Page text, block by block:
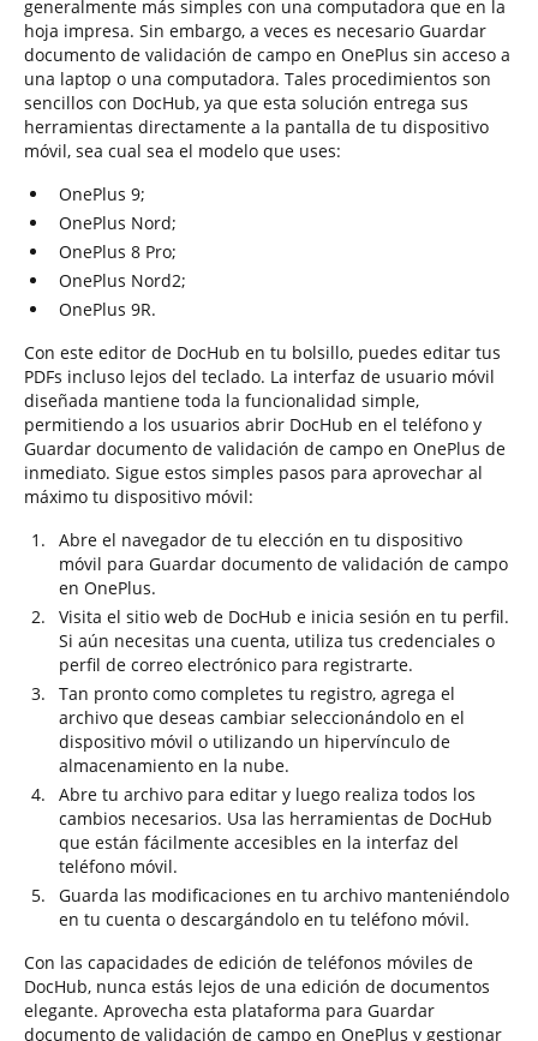
generalmente más simples con una computadora que en la
hoja impresa. Sin embargo, a veces es necesario Guardar
documento de validación de campo en OnePlus sin acceso a
una laptop o una computadora. Tales procedimientos son
sencillos con DocHub, ya que esta solución entrega sus
herramientas directamente a la pantalla de tu dispositivo
móvil, sea cual sea el modelo que uses:
OnePlus 9;
OnePlus Nord;
OnePlus 8 Pro;
OnePlus Nord2;
OnePlus 9R.
Con este editor de DocHub en tu bolsillo, puedes editar tus
PDFs incluso lejos del teclado. La interfaz de usuario móvil
diseñada mantiene toda la funcionalidad simple,
permitiendo a los usuarios abrir DocHub en el teléfono y
Guardar documento de validación de campo en OnePlus de
inmediato. Sigue estos simples pasos para aprovechar al
máximo tu dispositivo móvil:
Abre el navegador de tu elección en tu dispositivo
móvil para Guardar documento de validación de campo
en OnePlus.
Visita el sitio web de DocHub e inicia sesión en tu perfil.
Si aún necesitas una cuenta, utiliza tus credenciales o
perfil de correo electrónico para registrarte.
Tan pronto como completes tu registro, agrega el
archivo que deseas cambiar seleccionándolo en el
dispositivo móvil o utilizando un hipervínculo de
almacenamiento en la nube.
Abre tu archivo para editar y luego realiza todos los
cambios necesarios. Usa las herramientas de DocHub
que están fácilmente accesibles en la interfaz del
teléfono móvil.
Guarda las modificaciones en tu archivo manteniéndolo
en tu cuenta o descargándolo en tu teléfono móvil.
Con las capacidades de edición de teléfonos móviles de
DocHub, nunca estás lejos de una edición de documentos
elegante. Aprovecha esta plataforma para Guardar
documento de validación de campo en OnePlus y gestionar